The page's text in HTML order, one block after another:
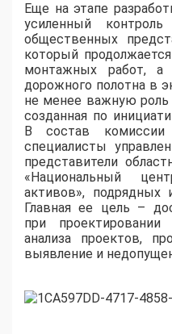
Еще на этапе
усиленный
общественных
который
монтажных работ,
дорожного полотна в
не менее важную роль
созданная по
В состав комиссии
специалисты
представители
«Национальный
активов», подрядных
Главная ее цель –
при проектировании
анализа проектов,
выявление и